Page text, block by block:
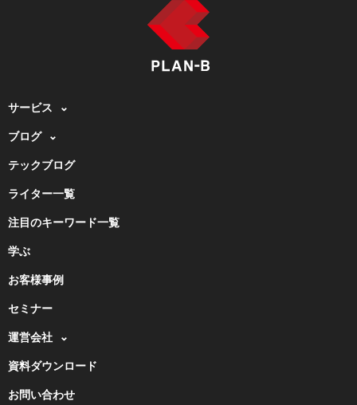
サービス
ブログ
テックブログ
ライター一覧
注目のキーワード一覧
学ぶ
お客様事例
セミナー
運営会社
資料ダウンロード
お問い合わせ